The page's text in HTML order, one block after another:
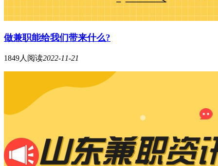
做兼职能给我们带来什么?
1849人阅读2022-11-21